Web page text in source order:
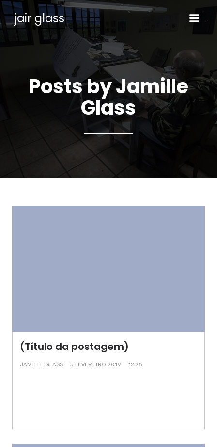
jair glass
Posts byJamille
Glass
(Título da postagem)
JAMILLE GLASS - 5 FEVEREIRO 2019 - 12:28